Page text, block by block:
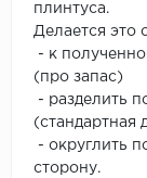
плинтуса.
Делается это
- к
(про запас)
- разделить
(стандартная
- округлить
сторону.